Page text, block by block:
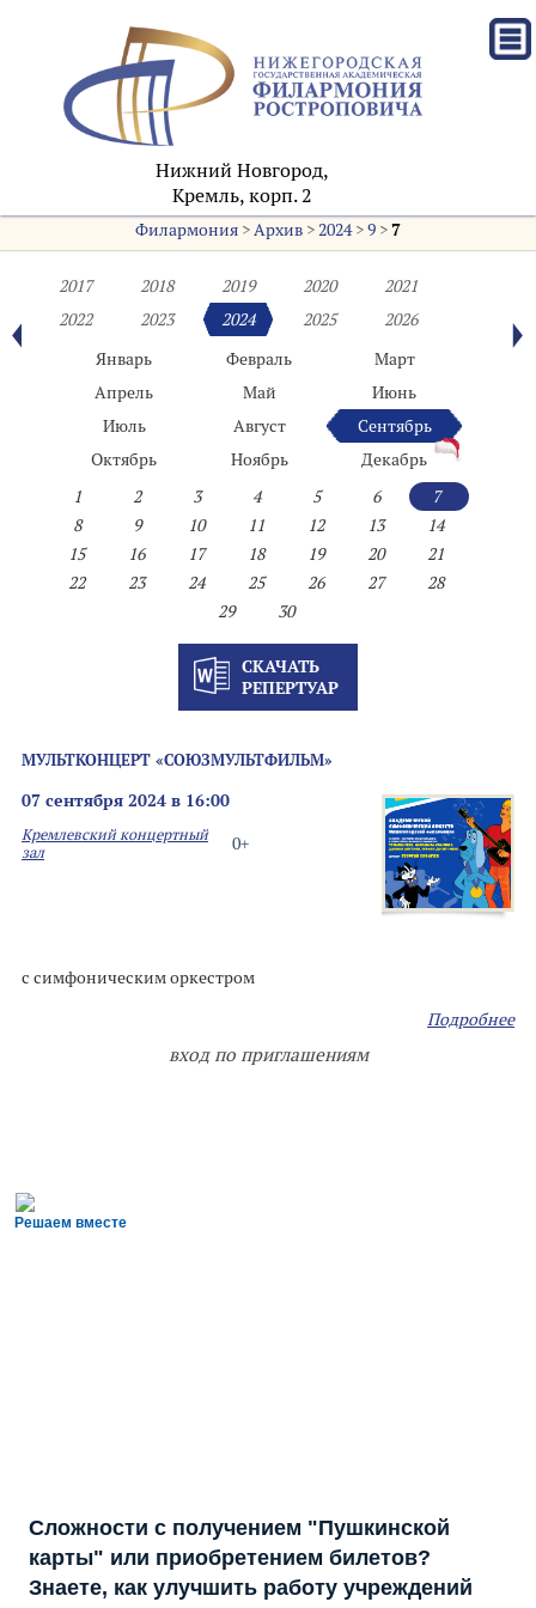
Нижний Новгород,
Кремль, корп. 2
Филармония>Архив>2024>9>7
2017 2018 2019 2020
2021
2022
2023 2024 2025
2026
Январь
Февраль
Март
Апрель
Май
Июнь
Июль
Август
Сентябрь
Октябрь
Ноябрь
Декабрь
1
2 3 4 5 6
7
8
9 10 11 12 13
14
15
16 17 18 19 20
21
22
23 24 25 26 27
28
29
30
СКАЧАТЬ
РЕПЕРТУАР
МУЛЬТКОНЦЕРТ «СОЮЗМУЛЬТФИЛЬМ»
07 сентября 2024 в 16:00
0+
Кремлевский концертный
зал
с симфоническим оркестром
Подробнее
вход по приглашениям
Решаем вместе
Сложности с получением "Пушкинской
карты" или приобретением билетов?
Знаете, как улучшить работу учреждений